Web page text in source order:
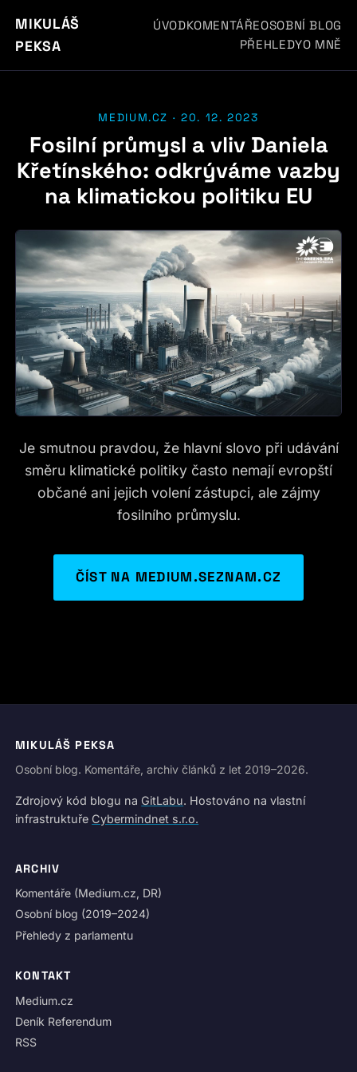
MIKULÁŠ
PEKSA
ÚVODKOMENTÁŘEOSOBNÍ BLOG
PŘEHLEDYO MNĚ
MEDIUM.CZ · 20. 12. 2023
Fosilní průmysl a vliv Daniela
Křetínského: odkrýváme vazby
na klimatickou politiku EU
Je smutnou pravdou, že hlavní slovo při udávání
směru klimatické politiky často nemají evropští
občané ani jejich volení zástupci, ale zájmy
fosilního průmyslu.
ČÍST NA MEDIUM.SEZNAM.CZ
MIKULÁŠ PEKSA
Osobní blog. Komentáře, archiv článků z let 2019–2026.
Zdrojový kód blogu na GitLabu. Hostováno na vlastní
infrastruktuře Cybermindnet s.r.o.
ARCHIV
Komentáře (Medium.cz, DR)
Osobní blog (2019–2024)
Přehledy z parlamentu
KONTAKT
Medium.cz
Deník Referendum
RSS